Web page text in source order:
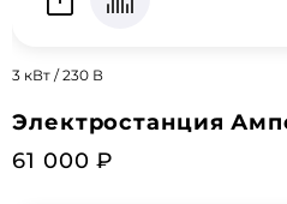
3 кВт / 230 В
Электростанция
61 000 ₽